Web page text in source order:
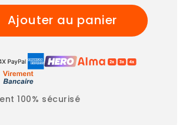
ajouter au panier
100% sécurisé